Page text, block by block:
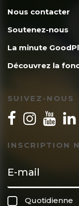
http://
Nous contacter
Soutenez-nous
La minute
Découvrez la
SUIVEZ-NOUS
INSCRIPTION
Quotidienne